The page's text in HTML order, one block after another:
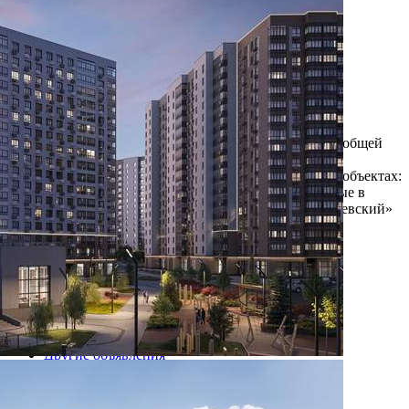
КОМСОМОЛЬСКАЯ
УЛИЦА, Д.1
Москва / Московская обл
Получить контакты
Посмотреть на карте
Прямая продажа от застройщика! Кладовая номер 94 общей
площадью 3.4 кв. м на -1-м этаже в ЖК "1-й
Шереметьевский". Рассрочка на кладовые в готовых объектах:
ГК ФСК предлагает программу рассрочки на кладовые в
готовых объектах. На кладовые в ЖК «1-й Шереметьевский»
корп. 1, 2 действует рассрочка сроком до год...
513 (+2)
Навигация
Характеристики
О помещении
Где находится
Контакты
Другие объявления